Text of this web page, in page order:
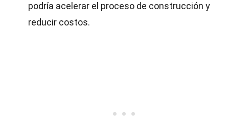
podría acelerar el proceso de construcción y
reducir costos.